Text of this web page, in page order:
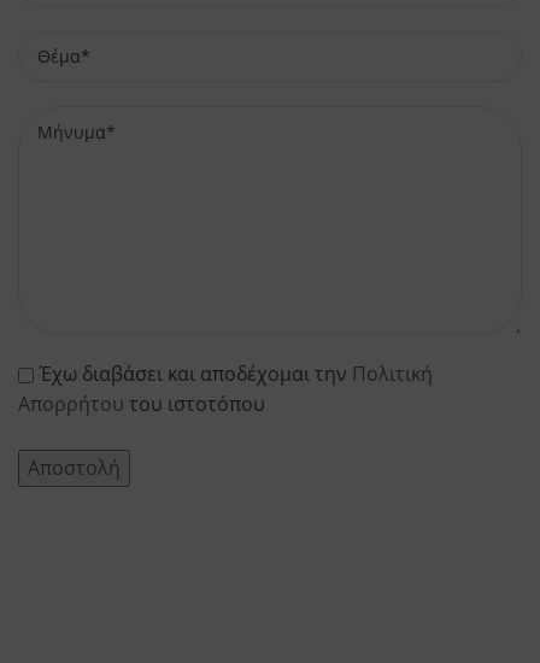
Έχω διαβάσει και αποδέχομαι την Πολιτική
Απορρήτου του ιστοτόπου